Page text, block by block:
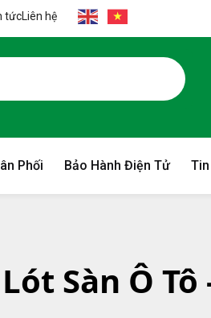
tứcLiên hệ
Phối Bảo Hành Điện Tử
Sàn Ô Tô